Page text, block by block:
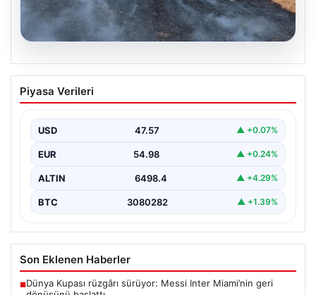
Tunceli’de otluk alandan ormana
sıçrayan yangın söndürüldü
Piyasa Verileri
USD 47.57 ▲ +0.07%
EUR 54.98 ▲ +0.24%
ALTIN 6498.4 ▲ +4.29%
BTC 3080282 ▲ +1.39%
Son Eklenen Haberler
■Dünya Kupası rüzgârı sürüyor: Messi Inter Miami’nin geri